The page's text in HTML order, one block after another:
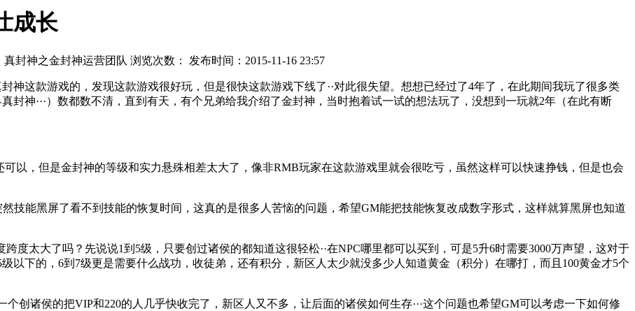
成长
真封神之金封神运营团队 浏览次数： 发布时间：2015-11-16 23:57
神这款游戏的，发现这款游戏很好玩，但是很快这款游戏下线了··对此很失望。想想已经过了4年了，在此期间我玩了很多类
封神···）数都数不清，直到有天，有个兄弟给我介绍了金封神，当时抱着试一试的想法玩了，没想到一玩就2年（在此有断
以，但是金封神的等级和实力悬殊相差太大了，像非RMB玩家在这款游戏里就会很吃亏，虽然这样可以快速挣钱，但是也会
技能黑屏了看不到技能的恢复时间，这真的是很多人苦恼的问题，希望GM能把技能恢复改成数字形式，这样就算黑屏也知道
度太大了吗？先说说1到5级，只要创过诸侯的都知道这很轻松··在NPC哪里都可以买到，可是5升6时需要3000万声望，这对于
以下的，6到7级更是需要什么战功，收徒弟，还有积分，新区人太少就没多少人知道黄金（积分）在哪打，而且100黄金才5个
创诸侯的把VIP和220的人几乎快收完了，新区人又不多，让后面的诸侯如何生存···这个问题也希望GM可以考虑一下如何修